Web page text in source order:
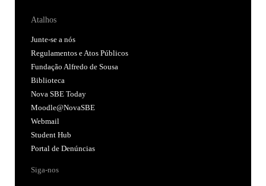
Atalhos
Junte-se a nós
Regulamentos e Atos Públicos
Fundação Alfredo de Sousa
Biblioteca
Nova SBE Today
Moodle@NovaSBE
Webmail
Student Hub
Portal de Denúncias
Siga-nos